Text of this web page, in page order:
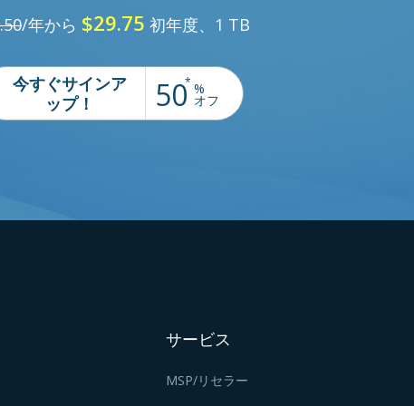
/年から $29.75 初年度、1 TB
今すぐサインア
ップ！
50* %
オフ
サービス
MSP/リセラー